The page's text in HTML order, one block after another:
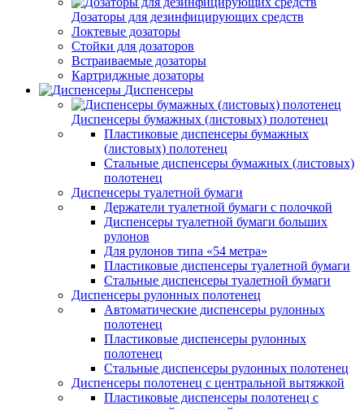
Дозаторы для дезинфицирующих средств
Локтевые дозаторы
Стойки для дозаторов
Встраиваемые дозаторы
Картриджные дозаторы
Диспенсеры
Диспенсеры бумажных (листовых) полотенец
Пластиковые диспенсеры бумажных
(листовых) полотенец
Стальные диспенсеры бумажных (листовых)
полотенец
Диспенсеры туалетной бумаги
Держатели туалетной бумаги с полочкой
Диспенсеры туалетной бумаги больших
рулонов
Для рулонов типа «54 метра»
Пластиковые диспенсеры туалетной бумаги
Стальные диспенсеры туалетной бумаги
Диспенсеры рулонных полотенец
Автоматические диспенсеры рулонных
полотенец
Пластиковые диспенсеры рулонных
полотенец
Стальные диспенсеры рулонных полотенец
Диспенсеры полотенец с центральной вытяжкой
Пластиковые диспенсеры полотенец с